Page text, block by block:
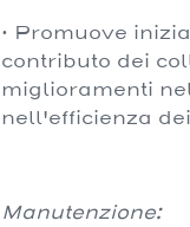
· Promuove
contributo dei
miglioramenti
nell'efficienza
Manutenzione: